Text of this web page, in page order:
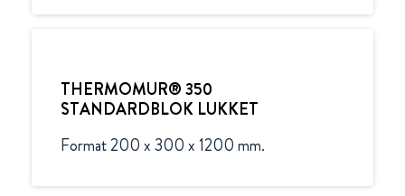
THERMOMUR® 350
STANDARDBLOK LUKKET
Format 200 x 300 x 1200 mm.